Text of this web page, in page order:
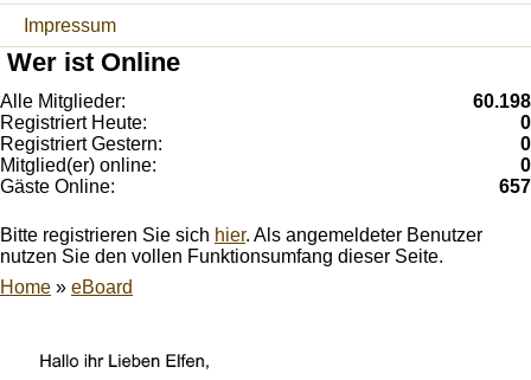
Impressum
Wer ist Online
Alle Mitglieder:
60.198
Registriert Heute:
0
Registriert Gestern:
0
Mitglied(er) online:
0
Gäste Online:
657
Bitte registrieren Sie sich hier. Als angemeldeter Benutzer
nutzen Sie den vollen Funktionsumfang dieser Seite.
Home » eBoard